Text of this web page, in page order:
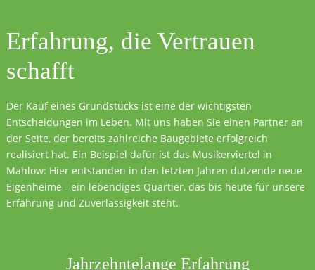
Erfahrung, die Vertrauen
schafft
Der Kauf eines Grundstücks ist eine der wichtigsten
Entscheidungen im Leben. Mit uns haben Sie einen Partner an
der Seite, der bereits zahlreiche Baugebiete erfolgreich
realisiert hat. Ein Beispiel dafür ist das Musikerviertel in
Mahlow: Hier entstanden in den letzten Jahren dutzende neue
Eigenheime - ein lebendiges Quartier, das bis heute für unsere
Erfahrung und Zuverlässigkeit steht.
Jahrzehntelange Erfahrung